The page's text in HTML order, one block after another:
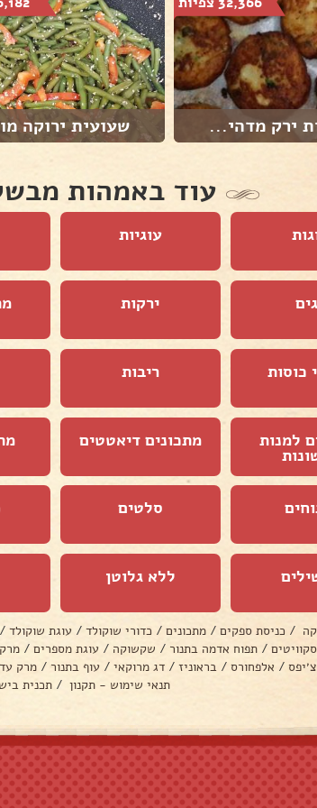
ירק מדהי... שעועית ירוקה
עוד באמהות
עוגיות
ירקות
כוסות ריבות
למנות מתכונים דיאטטים
סלטים
ללא גלוטן
/ כניסת ספקים / מתכונים / כדורי שוקולד / עוגת שוקולד /
/ תפוח אדמה בתנור / שקשוקה / עוגת מספרים /
/ אלפחורס / בראוניז / דג מרוקאי / עוף בתנור / מרק
תנאי שימוש - תקנון / תכנית